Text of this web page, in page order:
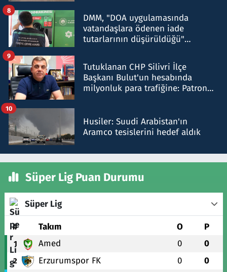
DMM, "DOA uygulamasında
vatandaşlara ödenen iade
tutarlarının düşürüldüğü"
8
Tutuklanan CHP Silivri İlçe
Başkanı Bulut'un hesabında
milyonluk para trafiğine: Patron
9
Husiler: Suudi Arabistan'ın
Aramco tesislerini hedef aldık
10
Süper Lig Puan Durumu
Süper Lig
# Takım O P
1 Amed 0 0
2 Erzurumspor FK 0 0